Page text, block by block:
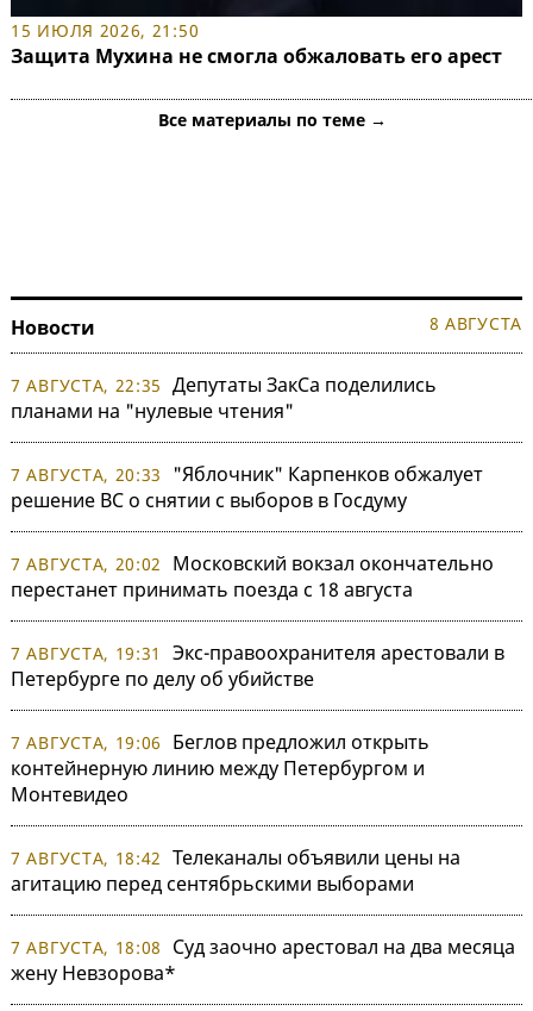
15 ИЮЛЯ 2026, 21:50
Защита Мухина не смогла обжаловать его арест
Все материалы по теме →
Новости 8 АВГУСТА
7 АВГУСТА, 22:35 Депутаты ЗакСа поделились
планами на "нулевые чтения"
7 АВГУСТА, 20:33
"Яблочник" Карпенков обжалует
решение ВС о снятии с выборов в Госдуму
7 АВГУСТА, 20:02
Московский вокзал окончательно
перестанет принимать поезда с 18 августа
7 АВГУСТА, 19:31
Экс-правоохранителя арестовали в
Петербурге по делу об убийстве
7 АВГУСТА, 19:06
Беглов предложил открыть
контейнерную линию между Петербургом и
Монтевидео
7 АВГУСТА, 18:42 Телеканалы объявили цены на
агитацию перед сентябрьскими выборами
7 АВГУСТА, 18:08
Суд заочно арестовал на два месяца
жену Невзорова*